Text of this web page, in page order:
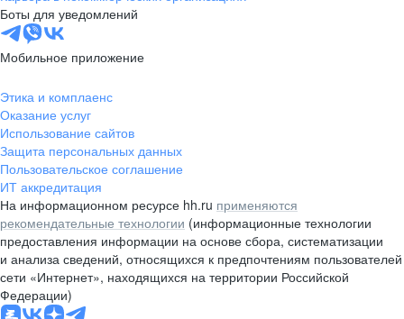
Боты для уведомлений
Мобильное приложение
Этика и комплаенс
Оказание услуг
Использование сайтов
Защита персональных данных
Пользовательское соглашение
ИТ аккредитация
На информационном ресурсе hh.ru применяются
рекомендательные технологии (информационные технологии
предоставления информации на основе сбора, систематизации
и анализа сведений, относящихся к предпочтениям пользователей
сети «Интернет», находящихся на территории Российской
Федерации)